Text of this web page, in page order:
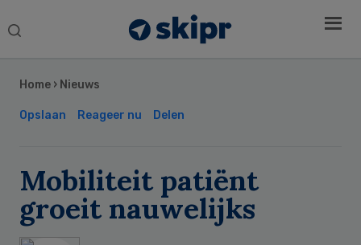
Search
Home › Nieuws
Opslaan Reageer nu Delen
Mobiliteit patiënt
groeit nauwelijks
Sidebar